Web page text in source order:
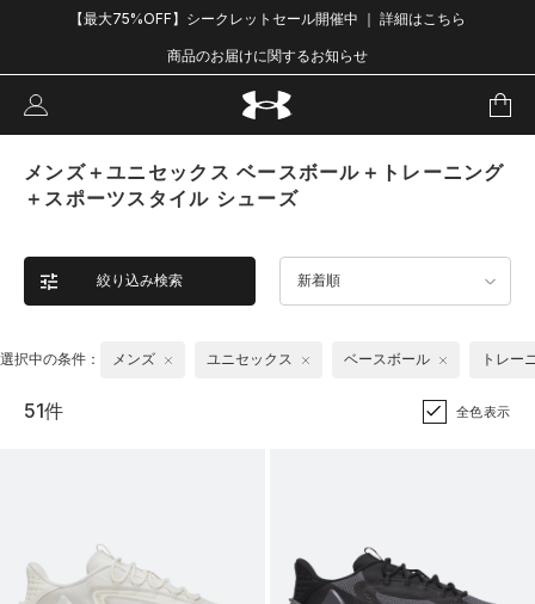
【最大75%OFF】シークレットセール開催中 ｜ 詳細はこちら
商品のお届けに関するお知らせ
メンズ＋ユニセックス ベースボール＋トレーニング
＋スポーツスタイル シューズ
絞り込み検索 新着順
選択中の条件： メンズ ユニセックス ベースボール トレー
51件 全色表示